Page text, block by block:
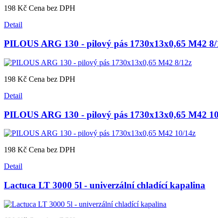
198 Kč Cena bez DPH
Detail
PILOUS ARG 130 - pilový pás 1730x13x0,65 M42 8/
198 Kč Cena bez DPH
Detail
PILOUS ARG 130 - pilový pás 1730x13x0,65 M42
198 Kč Cena bez DPH
Detail
Lactuca LT 3000 5l - univerzální chladící kapalina